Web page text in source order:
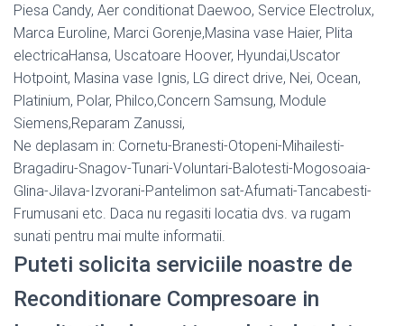
Piesa Candy, Aer conditionat Daewoo, Service Electrolux,
Marca Euroline, Marci Gorenje,Masina vase Haier, Plita
electricaHansa, Uscatoare Hoover, Hyundai,Uscator
Hotpoint, Masina vase Ignis, LG direct drive, Nei, Ocean,
Platinium, Polar, Philco,Concern Samsung, Module
Siemens,Reparam Zanussi,
Ne deplasam in: Cornetu-Branesti-Otopeni-Mihailesti-
Bragadiru-Snagov-Tunari-Voluntari-Balotesti-Mogosoaia-
Glina-Jilava-Izvorani-Pantelimon sat-Afumati-Tancabesti-
Frumusani etc. Daca nu regasiti locatia dvs. va rugam
sunati pentru mai multe informatii.
Puteti solicita serviciile noastre de
Reconditionare Compresoare in